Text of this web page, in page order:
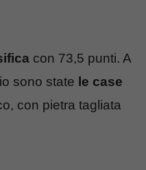
con 73,5 punti. A
sono state le case
con pietra tagliata